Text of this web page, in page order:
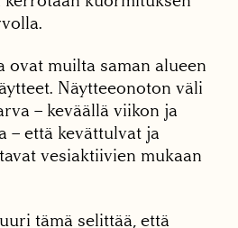
ovat muilta saman alueen
Näytteeonoton väli
– keväällä viikon ja
– että kevättulvat ja
vesiaktiivien mukaan
tämä selittää, että